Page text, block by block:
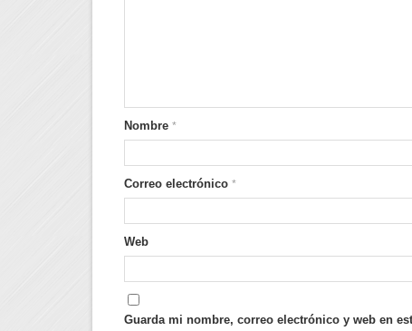
Nombre *
Correo electrónico *
Web
Guarda mi nombre, correo electrónico y web en